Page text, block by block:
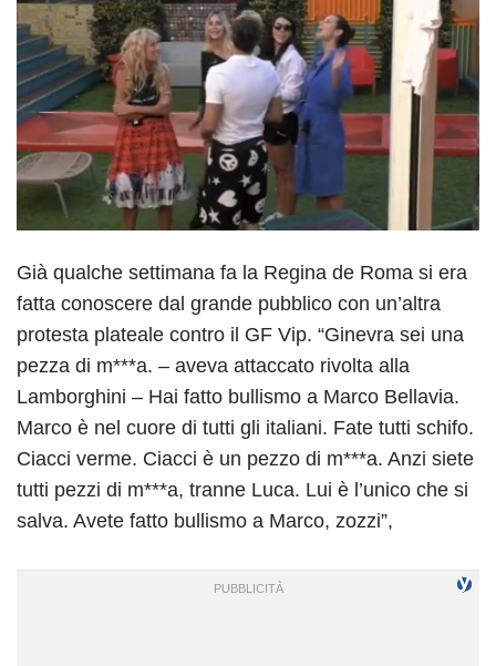
Già qualche settimana fa la Regina de Roma si era
fatta conoscere dal grande pubblico con un’altra
protesta plateale contro il GF Vip. “Ginevra sei una
pezza di m***a. – aveva attaccato rivolta alla
Lamborghini – Hai fatto bullismo a Marco Bellavia.
Marco è nel cuore di tutti gli italiani. Fate tutti schifo.
Ciacci verme. Ciacci è un pezzo di m***a. Anzi siete
tutti pezzi di m***a, tranne Luca. Lui è l’unico che si
salva. Avete fatto bullismo a Marco, zozzi”,